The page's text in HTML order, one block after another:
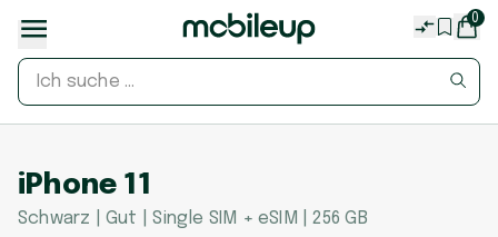
0
iPhone 11
Schwarz | Gut | Single SIM + eSIM | 256 GB